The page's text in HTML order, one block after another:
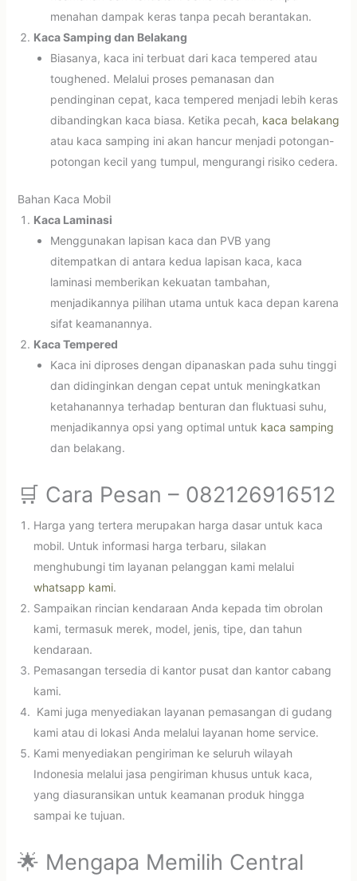
menahan dampak keras tanpa pecah berantakan.
Kaca Samping dan Belakang
Biasanya, kaca ini terbuat dari kaca tempered atau
toughened. Melalui proses pemanasan dan
pendinginan cepat, kaca tempered menjadi lebih keras
dibandingkan kaca biasa. Ketika pecah, kaca belakang
atau kaca samping ini akan hancur menjadi potongan-
potongan kecil yang tumpul, mengurangi risiko cedera.
Bahan Kaca Mobil
Kaca Laminasi
Menggunakan lapisan kaca dan PVB yang
ditempatkan di antara kedua lapisan kaca, kaca
laminasi memberikan kekuatan tambahan,
menjadikannya pilihan utama untuk kaca depan karena
sifat keamanannya.
Kaca Tempered
Kaca ini diproses dengan dipanaskan pada suhu tinggi
dan didinginkan dengan cepat untuk meningkatkan
ketahanannya terhadap benturan dan fluktuasi suhu,
menjadikannya opsi yang optimal untuk kaca samping
dan belakang.
🛒 Cara Pesan – 082126916512
Harga yang tertera merupakan harga dasar untuk kaca
mobil. Untuk informasi harga terbaru, silakan
menghubungi tim layanan pelanggan kami melalui
whatsapp kami.
Sampaikan rincian kendaraan Anda kepada tim obrolan
kami, termasuk merek, model, jenis, tipe, dan tahun
kendaraan.
Pemasangan tersedia di kantor pusat dan kantor cabang
kami.
Kami juga menyediakan layanan pemasangan di gudang
kami atau di lokasi Anda melalui layanan home service.
Kami menyediakan pengiriman ke seluruh wilayah
Indonesia melalui jasa pengiriman khusus untuk kaca,
yang diasuransikan untuk keamanan produk hingga
sampai ke tujuan.
🌟 Mengapa Memilih Central